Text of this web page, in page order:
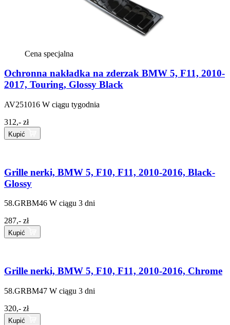
Cena specjalna
Ochronna nakładka na zderzak BMW 5, F11, 2010-
2017, Touring, Glossy Black
AV251016 W ciągu tygodnia
312,- zł
Kupić
Grille nerki, BMW 5, F10, F11, 2010-2016, Black-
Glossy
58.GRBM46 W ciągu 3 dni
287,- zł
Kupić
Grille nerki, BMW 5, F10, F11, 2010-2016, Chrome
58.GRBM47 W ciągu 3 dni
320,- zł
Kupić